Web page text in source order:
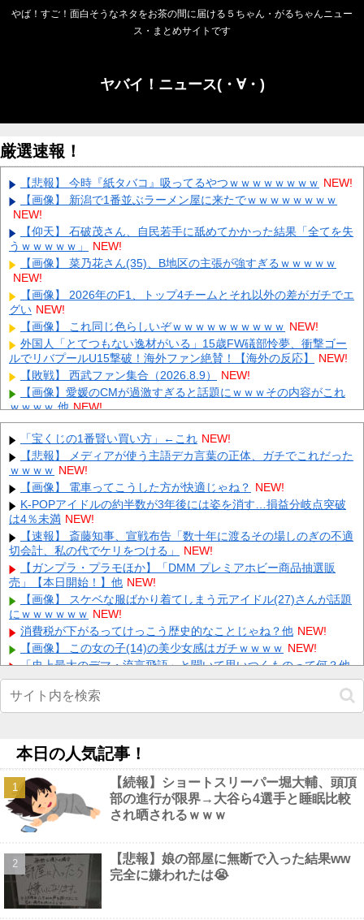
やば！すご！面白そうなネタをお茶の間に届ける５ちゃん・がるちゃんニュー
ス・まとめサイトです
ヤバイ！ニュース(・∀・)
厳選速報！
【悲報】 今時『紙タバコ』吸ってるやつｗｗｗｗｗｗｗｗ NEW!
【画像】 新潟で1番並ぶラーメン屋に来たでｗｗｗｗｗｗｗｗ
NEW!
【仰天】 石破茂さん、自民若手に舐めてかかった結果「全てを失
うｗｗｗｗｗ」
NEW!
【画像】 菜乃花さん(35)、B地区の主張が強すぎるｗｗｗｗｗ
NEW!
【画像】 2026年のF1、トップ4チームとそれ以外の差がガチでエ
グい NEW!
【画像】 これ同じ色らしいぞｗｗｗｗｗｗｗｗｗｗ NEW!
外国人「とてつもない逸材がいる」15歳FW礒部怜夢、衝撃ゴー
ルでリバプールU15撃破！海外ファン絶賛！【海外の反応】
NEW!
【敗戦】 西武ファン集合（2026.8.9）
NEW!
【画像】愛媛のCMが過激すぎると話題にｗｗｗその内容がこれ
ｗｗｗｗ 他 NEW!
【懐】オカマたち、大興奮！昭和の性玩具が再ブームｗｗｗｗ 他
NEW!
【にじさんじ】えにからの謎技術 VS 叶 ←『えにからの技術がど
んどん進歩しててすごい』 他
【謎】「ポケモン世代」とはいったい何年生まれのことを指すの
か？ 他 NEW!
【速報】横浜×沖縄尚学…思ったより横浜が強すぎて沖縄が逝
く… 他 NEW!
江別リンチ犯「立って謝罪は本気じゃない」 裁判官「ほな裁判で
土下座してないキミは本気じゃないな」 NEW!
ディズニーからの帰り道。夫「息子連れて離れろ！あと警察に通
報！」私「助けて！」駅員「どうしました！？」→トンデモナイこ
と... NEW!
Powered by livedoor 相互RSS
「宝くじの1番賢い買い方」←これ NEW!
【悲報】 メディアが使う主語デカ言葉の正体、ガチでこれだった
ｗｗｗｗ NEW!
【画像】 電車ってこうした方が快適じゃね？ NEW!
K-POPアイドルの約半数が3年後には姿を消す…損益分岐点突破
は4％未満 NEW!
【速報】 斎藤知事、宣戦布告「数十年に渡るその場しのぎの不適
切会計、私の代でケリをつける」
NEW!
【ガンプラ・プラモほか】「DMM プレミアホビー商品抽選販
売」【本日開始！】他 NEW!
【画像】 スケベな服ばかり着てしまう元アイドル(27)さんが話題
にｗｗｗｗｗｗ NEW!
消費税が下がるってけっこう歴史的なことじゃね？他 NEW!
【画像】 この女の子(14)の美少女感はガチｗｗｗｗ NEW!
「史上最大のデマ・流言飛語」と聞いて思いつくものって何？他
NEW!
【画像】 長澤まさみ、股を思いっきり開きパ○チラしちゃう
NEW!
ォルニアポストが報道他
【悲報】埼玉県警「外国人の交通マナーがヤバいので『外国人交
通安全アドバイザー』を配備します」他
NEW!
【画像】 外人女子さん、Tバック尻を堂々と見せつけてしまうｗ
ｗｗｗｗｗ NEW!
【画像】 グラドル中村静香、ブラ姿の乳で女の色気全開
Powered by livedoor 相互RSS
本日の人気記事！
【続報】ショートスリーパー堀大輔、頭頂
部の進行が限界→大谷ら4選手と睡眠比較
され晒されるｗｗｗ
【悲報】娘の部屋に無断で入った結果ww
完全に嫌われたは😭